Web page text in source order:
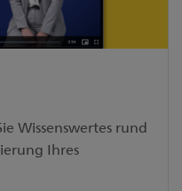
Wissenswertes rund
Ihres